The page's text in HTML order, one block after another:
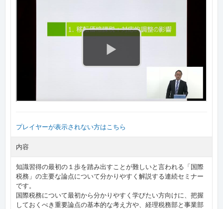
プレイヤーが表示されない方はこちら
内容
知識習得の最初の１歩を踏み出すことが難しいと言われる「国際
税務」の主要な論点について分かりやすく解説する連続セミナー
です。
国際税務について最初から分かりやすく学びたい方向けに、把握
しておくべき重要論点の基本的な考え方や、経理税務部と事業部